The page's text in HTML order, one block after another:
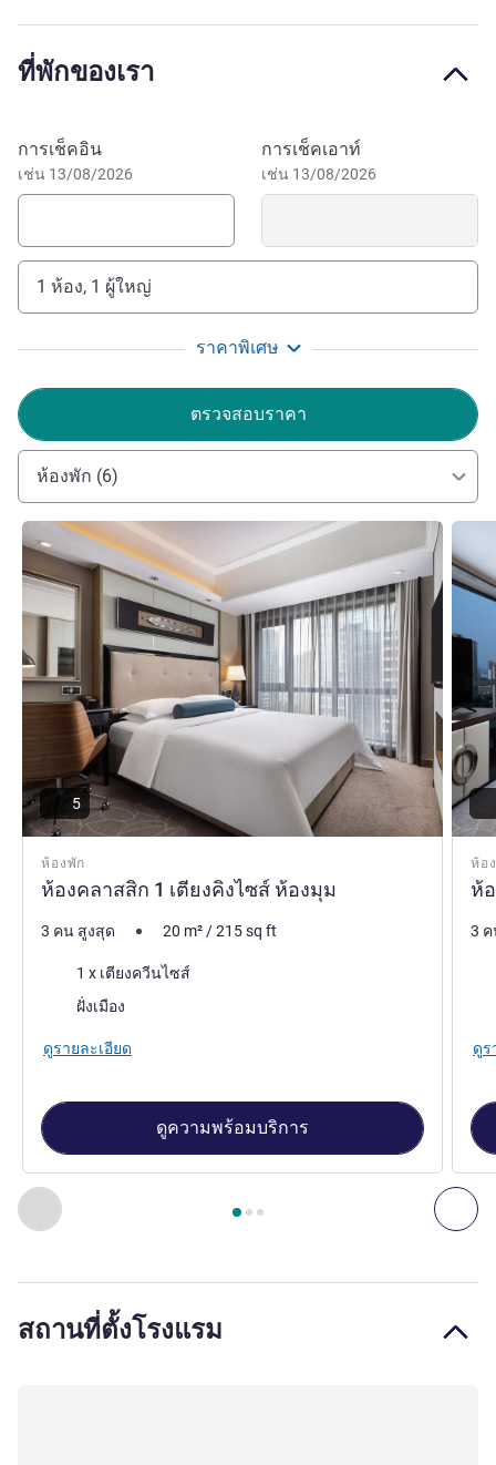
สถานที่ท่องเที่ยวชื่อดังอย่าง The Bund, วัด Jing’an, ถนน
ใกล้เคียง ไม่ว่าคุณจะมาทำธุรกิจหรือพักผ่อน โรงแรมตั้งอยู่
ในทำเลที่สะดวกสบาย ใกล้กับสถานที่สำคัญของเมือง
ที่พักของเรา
จองโรงแรมนี้
การเช็คอิน
เช่น 13/08/2026
การเช็คเอาท์
เช่น 13/08/2026
1 ห้อง, 1 ผู้ใหญ่
ราคาพิเศษ
ตรวจสอบราคา
ห้องพัก (6)
ก่อนหน้า - ห้องพัก ถั
หน้า1 , ห้องพัก 1 : ห้องคลาสสิก 1 เตียงคิงไซส์ ห้องมุม ,
ห้องพัก
ห้องคลาสสิก 1 เตียงคิงไซส์ ห้องมุม
ดูรายละเอียด
5
3 คน สูงสุด 20 m²/215sq ft
เครื่องนอน
1 x เตียงควีนไซส์
ฝั่งเมือง
ดูรายละเอียด
ดูความพร้อมบริการ
ห้อ
ห้
ดูราย
3
ดูร
สถานที่ตั้งโรงแรม